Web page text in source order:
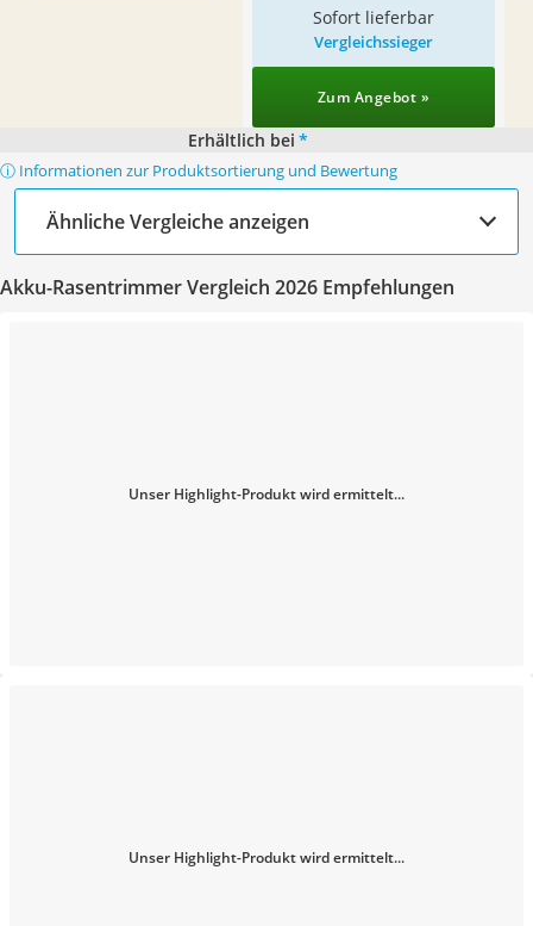
Sofort lieferbar
Vergleichssieger
Zum Angebot »
Erhältlich bei *
ⓘ Informationen zur Produktsortierung und Bewertung
Ähnliche Vergleiche anzeigen
Akku-Rasentrimmer Vergleich 2026 Empfehlungen
Unser Highlight-Produkt wird ermittelt...
Unser Highlight-Produkt wird ermittelt...